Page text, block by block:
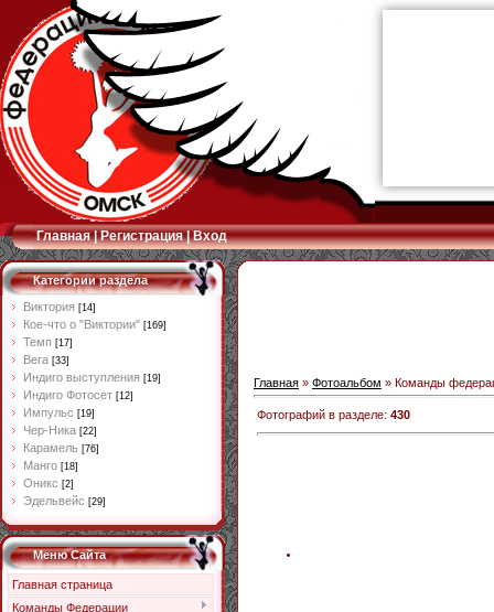
Главная|Регистрация|Вход
Категории раздела
Виктория [14]
Кое-что о "Виктории" [169]
Темп [17]
Вега [33]
Индиго выступления [19]
Индиго Фотосет [12]
Импульс [19]
Чер-Ника [22]
Карамель [76]
Манго [18]
Оникс [2]
Эдельвейс [29]
Меню Сайта
Главная страница
Команды Федерации
Главная » Фотоальбом » Команды
Фотографий в разделе: 430